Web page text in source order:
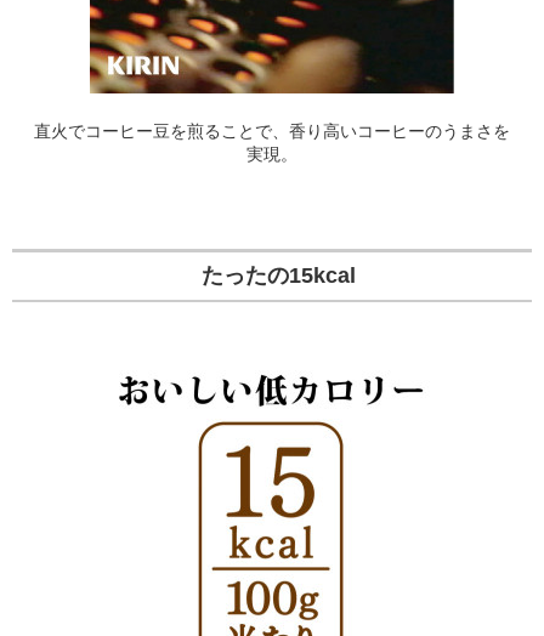
直火でコーヒー豆を煎ることで、香り高いコーヒーのうまさを
実現。
たったの15kcal